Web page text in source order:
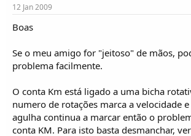
12 Jan 2009
Boas
Se o meu amigo for "jeitoso" de mãos,
problema facilmente.
O conta Km está ligado a uma bicha
numero de rotações marca a velocidade e
agulha continua a marcar então o
conta KM. Para isto basta desmanchar,